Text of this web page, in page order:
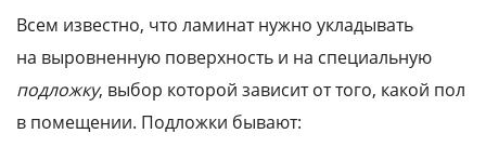
Всем известно, что ламинат нужно укладывать
на выровненную поверхность и на специальную
подложку, выбор которой зависит от того, какой пол
в помещении. Подложки бывают: